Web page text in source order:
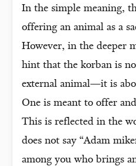
In the simple meaning,
offering an animal as a
However, in the deeper
hint that the korban is
external animal—it is
One is meant to offer
This is reflected in the
does not say “Adam
among you who brings